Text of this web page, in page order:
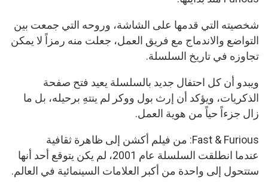
شخصيته التي قدمها على الشاشة، وروحه التي جمعت بين
التواضع والاندماج مع فريق العمل، جعلت منه رمزاً لا يمكن
تجاوزه في تاريخ السلسلة.
ويبدو أن كل احتفال جديد بالسلسلة يعيد فتح صفحة
الذكريات، ويؤكد أن إرث بول ووكر لم ينتهِ برحيله، بل ما
زال جزءاً حياً من هوية العمل.
Fast & Furious: من فيلم أكشن إلى ظاهرة ثقافية
عندما انطلقت السلسلة عام 2001، لم يكن يتوقع أحد أنها
ستتحول إلى واحدة من أكبر العلامات السينمائية في العالم.